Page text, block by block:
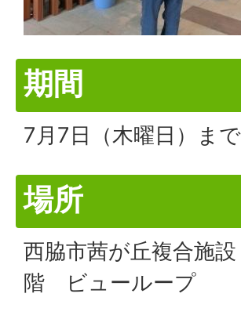
期間
7月7日（木曜日）まで
場所
西脇市茜が丘複合施
階 ビューループ